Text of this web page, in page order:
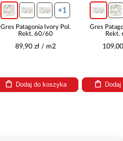
+1
Gres Patagonia Ivory Pol.
Rekt. 60/60
89,90 zł / m2
Dodaj do koszyka
Gres